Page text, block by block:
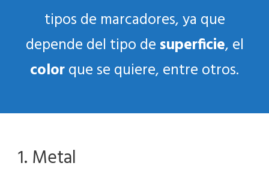
tipos de marcadores, ya que
depende del tipo de superficie, el
colorque se quiere, entre otros.
1. Metal